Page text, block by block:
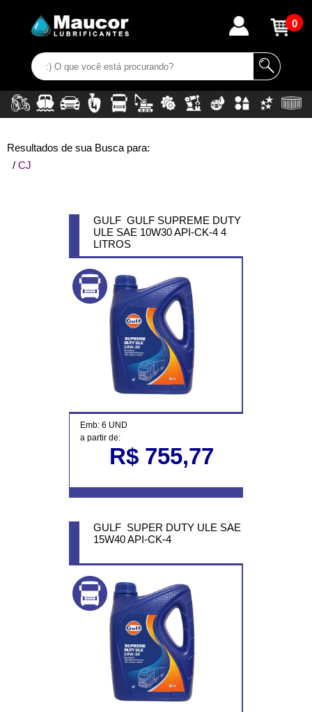
0
Resultados de sua Busca para:
/ CJ
GULF GULF SUPREME DUTY
ULE SAE 10W30 API-CK-4 4
LITROS
Emb: 6 UND
a partir de:
R$ 755,77
GULF SUPER DUTY ULE SAE
15W40 API-CK-4